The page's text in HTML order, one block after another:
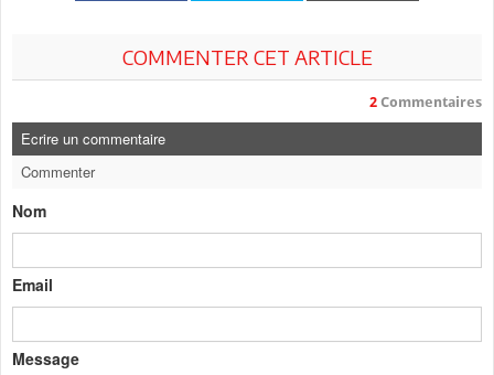
COMMENTER CET ARTICLE
2 Commentaires
Ecrire un commentaire
Commenter
Nom
Email
Message